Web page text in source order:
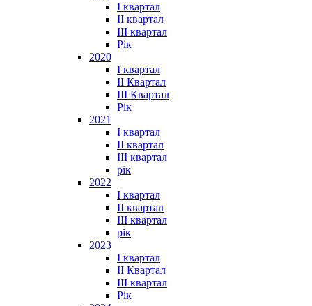
I квартал
II квартал
III квартал
Рік
2020
I квартал
II Квартал
III Квартал
Рік
2021
I квартал
II квартал
III квартал
рік
2022
I квартал
II квартал
ІІІ квартал
рік
2023
І квартал
ІІ Квартал
III квартал
Рік